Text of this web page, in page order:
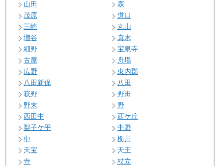
山田
森
茂原
道口
三崎
丸山
増谷
真木
細野
宝泉寺
古屋
舟場
広野
東内郡
八田新保
八田
萩野
野田
野末
野
西田中
西ケ丘
梨子ケ平
中野
中
栃川
天宝
天王
寺
杖立